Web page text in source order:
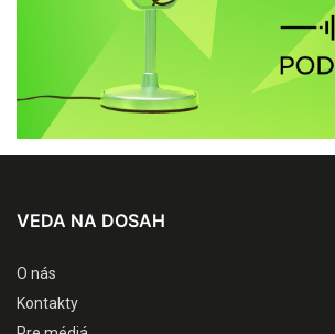
VEDA NA DOSAH
O nás
Kontakty